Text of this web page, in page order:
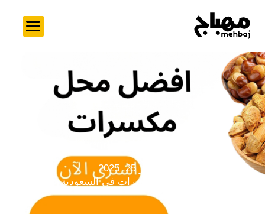
سبتمبر 25, 2025
افضل محل مكسرات في السعودية